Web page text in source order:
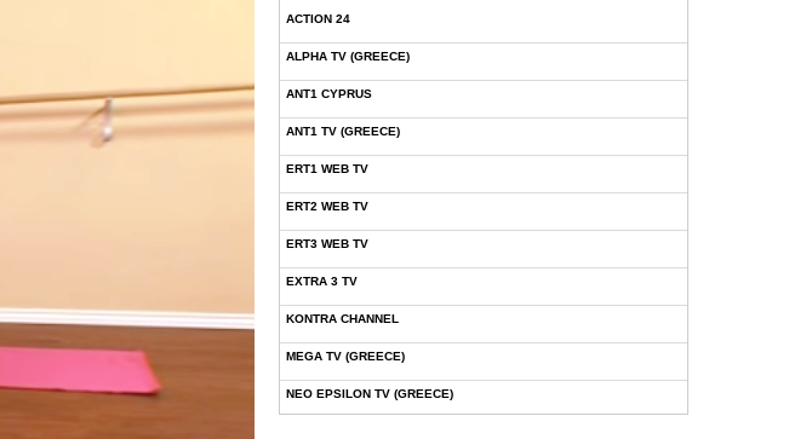
ACTION 24
ALPHA TV (GREECE)
ANT1 CYPRUS
ANT1 TV (GREECE)
ERT1 WEB TV
ERT2 WEB TV
ERT3 WEB TV
EXTRA 3 TV
KONTRA CHANNEL
MEGA TV (GREECE)
NEO EPSILON TV (GREECE)